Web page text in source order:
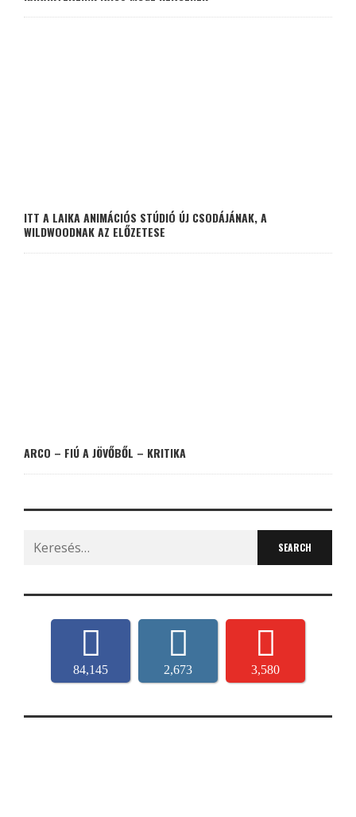
ITT A LAIKA ANIMÁCIÓS STÚDIÓ ÚJ CSODÁJÁNAK, A
WILDWOODNAK AZ ELŐZETESE
ARCO – FIÚ A JÖVŐBŐL – KRITIKA
Search
for:
84,145 2,673 3,580